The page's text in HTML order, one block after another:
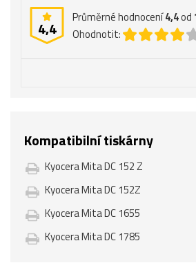
4,4
Průměrné hodnocení4,4od
Ohodnotit:
Kompatibilní tiskárny
Kyocera Mita DC 152 Z
Kyocera Mita DC 152Z
Kyocera Mita DC 1655
Kyocera Mita DC 1785